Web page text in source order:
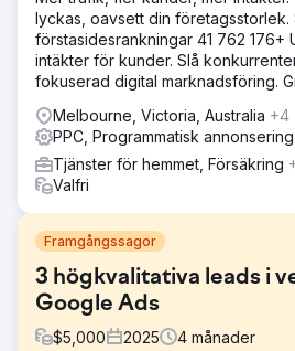
lyckas, oavsett din
förstasidesrankningar 41 762 176+
intäkter för kunder. Slå
fokuserad digital marknadsföring.
Melbourne, Victoria, Australia +4
PPC, Programmatisk annonsering
Tjänster för hemmet, Försäkring
Valfri
Framgångssagor
3 högkvalitativa leads i
Google Ads
$5,000 2025 4 månader